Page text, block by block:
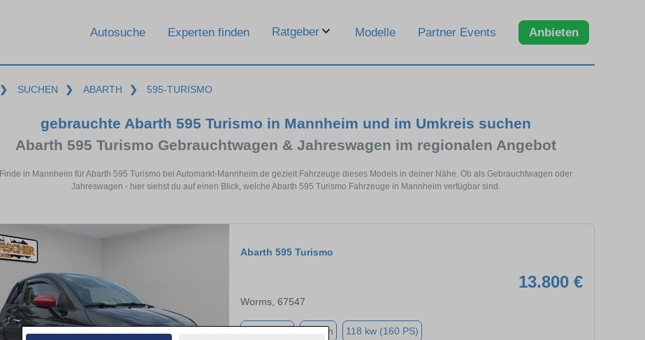
Autosuche Experten finden Ratgeber Modelle Partner Events Anbieten
❯ SUCHEN ❯ ABARTH ❯ 595-TURISMO
gebrauchte Abarth 595 Turismo in Mannheim und im Umkreis suchen
Abarth 595 Turismo Gebrauchtwagen & Jahreswagen im regionalen Angebot
Finde in Mannheim für Abarth 595 Turismo bei Automarkt-Mannheim.de gezielt Fahrzeuge dieses Models in deiner Nähe. Ob als Gebrauchtwagen oder
Jahreswagen - hier siehst du auf einen Blick, welche Abarth 595 Turismo Fahrzeuge in Mannheim verfügbar sind.
Abarth 595 Turismo
13.800 €
Worms, 67547
Benzin 118 kw (160 PS)